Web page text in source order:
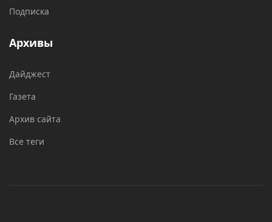
Подписка
Архивы
Дайджест
Газета
Архив сайта
Все теги